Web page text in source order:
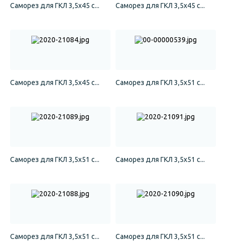
Саморез для ГКЛ 3,5х45 с... Саморез для ГКЛ 3,5х45 с...
Саморез для ГКЛ 3,5х45 с... Саморез для ГКЛ 3,5х51 с...
Саморез для ГКЛ 3,5х51 с... Саморез для ГКЛ 3,5х51 с...
Саморез для ГКЛ 3,5х51 с... Саморез для ГКЛ 3,5х51 с...